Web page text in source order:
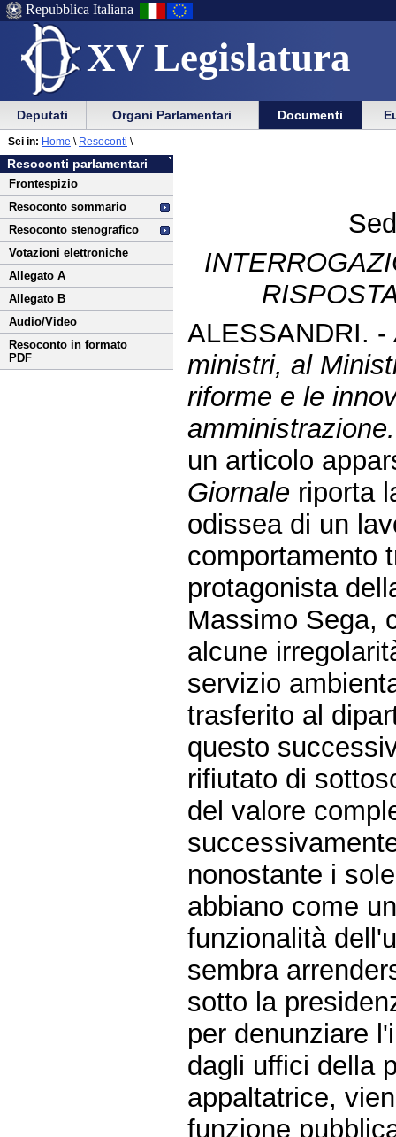
XV Legislatura
Menu
di
ausilio
alla
navigazione
Vai
Menu
di
navigazione
principale
Repubblica Italiana
Menu
di
navigazione
principale
Vai
menu
di
sezione
Deputati Organi Parlamentari Documenti
Vai
al
contenuto
Resoconti parlamentari
Frontespizio
Resoconto sommario
Resoconto stenografico
Votazioni elettroniche
Allegato A
Allegato B
Audio/Video
Resoconto in formato
PDF
Sei in: Home \ Resoconti \
ALESSANDRI. -
ministri, al
riforme e le
un articolo
Giornale riporta
odissea di un
comportamento
protagonista
Massimo Sega,
alcune
servizio
trasferito al
questo
rifiutato di
del valore
nonostante i
abbiano come
funzionalità
sembra
sotto la
per denunziare
dagli uffici della
appaltatrice,
funzione